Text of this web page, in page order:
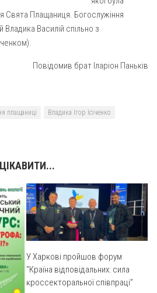
(м. Кобеляки)
Білики)
Богородиці (с. Вільховатка)
Богородиці (м. Кременчук)
Помочі (м. Охтирка)
оо Василіян
монастир сестер Згромадження
Св. Вінкентія. Дім Милосердя
Свята Плащаниця. Богослужіння
Василій спільно з
Повідомив брат Іларіон Паньків
плащаниці
Владика Ігор Ісіченко
У Харкові пройшов форум
“Країна відповідальних: сила
кроссекторальної співпраці”